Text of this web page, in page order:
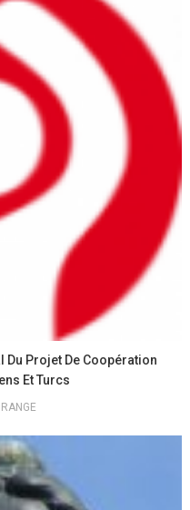
Du Projet De Coopération
Et Turcs